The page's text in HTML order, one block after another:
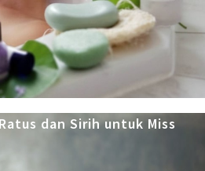
dan Sirih untuk Miss